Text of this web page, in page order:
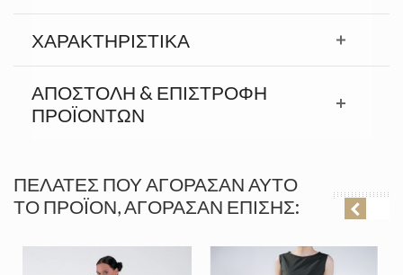
ΧΑΡΑΚΤΗΡΙΣΤΙΚΆ
ΑΠΟΣΤΟΛΉ & ΕΠΙΣΤΡΟΦΉ
ΠΡΟΪΟΝΤΩΝ
ΠΕΛΆΤΕΣ ΠΟΥ ΑΓΌΡΑΣΑΝ ΑΥΤΌ
ΤΟ ΠΡΟΪΌΝ, ΑΓΌΡΑΣΑΝ ΕΠΊΣΗΣ: